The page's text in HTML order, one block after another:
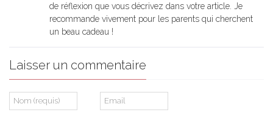
de réflexion que vous décrivez dans votre article. Je
recommande vivement pour les parents qui cherchent
un beau cadeau !
Laisser un commentaire